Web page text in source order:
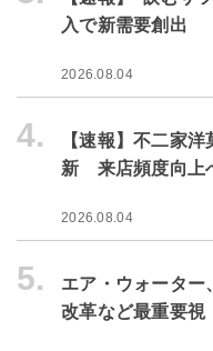
入で新需要創出
2026.08.04
4.
【速報】不二家
新 来店頻度向上
2026.08.04
5.
エア・ウォータ
改革など最重要視